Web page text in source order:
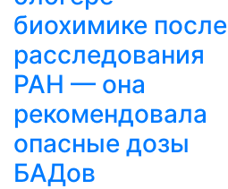
биохимике после
расследования
РАН — она
рекомендовала
опасные дозы
БАДов